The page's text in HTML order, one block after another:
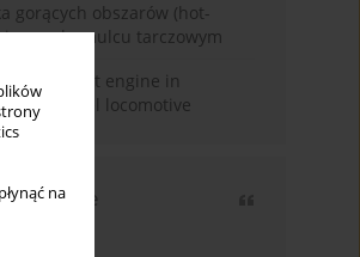
na
gorących obszarów (hot-
hamulcu tarczowym
V compliant engine in
diesel locomotive
cytowane